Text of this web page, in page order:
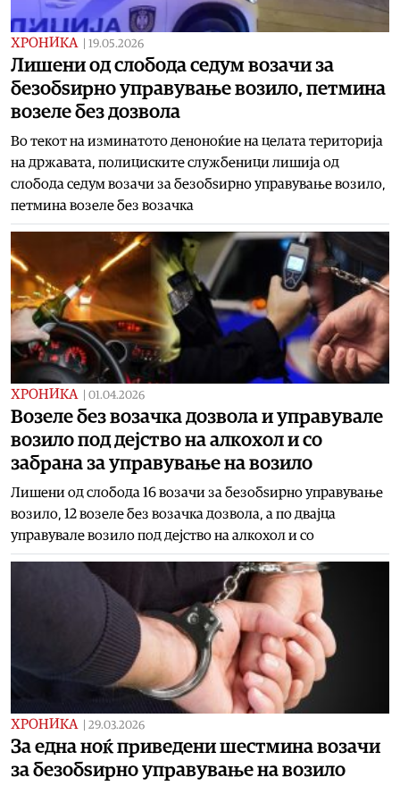
ХРОНИКА 19.05.2026
Лишени од слобода седум возачи за
безобѕирно управување возило, петмина
возеле без дозвола
Во текот на изминатото деноноќие на целата територија
на државата, полициските службеници лишија од
слобода седум возачи за безобѕирно управување возило,
петмина возеле без возачка
ХРОНИКА 01.04.2026
Возеле без возачка дозвола и управувале
возило под дејство на алкохол и со
забрана за управување на возило
Лишени од слобода 16 возачи за безобѕирно управување
возило, 12 возеле без возачка дозвола, а по двајца
управувале возило под дејство на алкохол и со
ХРОНИКА 29.03.2026
За една ноќ приведени шестмина возачи
за безобѕирно управување на возило